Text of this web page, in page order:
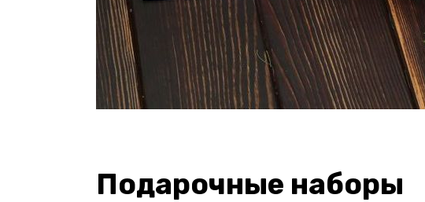
Подарочные наборы